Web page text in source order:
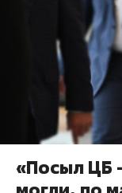
«Посыл ЦБ